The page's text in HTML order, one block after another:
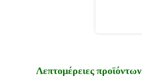
Λεπτομέρειες προϊόντων